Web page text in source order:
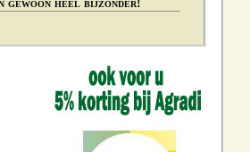
gewoon heel bijzonder!